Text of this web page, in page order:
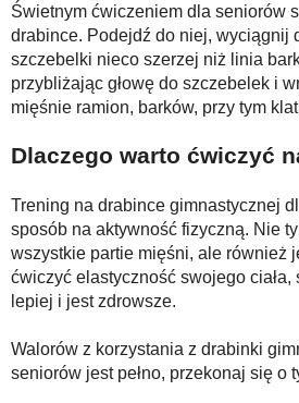
Świetnym ćwiczeniem dla seniorów
drabince. Podejdź do niej, wyciągnij
szczebelki nieco szerzej niż linia
przybliżając głowę do szczebelek i
mięśnie ramion, barków, przy tym
Dlaczego warto ćwiczyć
Trening na drabince gimnastycznej
sposób na aktywność fizyczną. Nie
wszystkie partie mięśni, ale również
ćwiczyć elastyczność swojego
lepiej i jest zdrowsze.
Walorów z korzystania z drabinki
seniorów jest pełno, przekonaj się o